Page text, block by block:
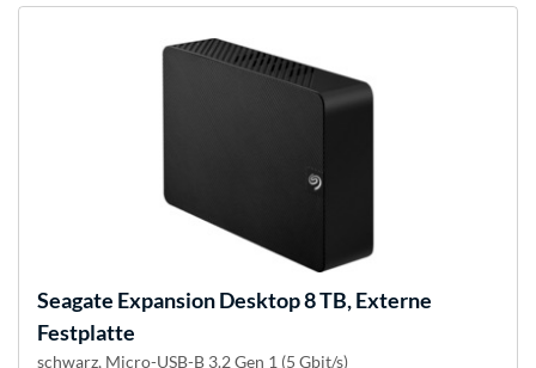
Seagate Expansion Desktop 8 TB, Externe
Festplatte
schwarz, Micro-USB-B 3.2 Gen 1 (5 Gbit/s)